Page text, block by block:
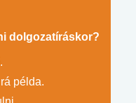
dolgozatíráskor?
példa.